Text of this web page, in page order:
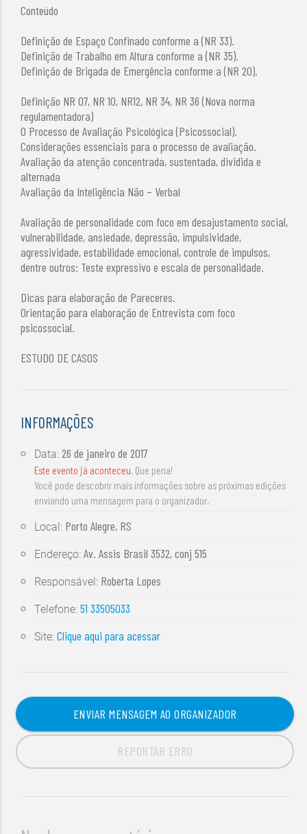
Conteúdo
Definição de Espaço Confinado conforme a (NR 33).
Definição de Trabalho em Altura conforme a (NR 35).
Definição de Brigada de Emergência conforme a (NR 20).
Definição NR 07, NR 10, NR12, NR 34, NR 36 (Nova norma
regulamentadora)
O Processo de Avaliação Psicológica (Psicossocial).
Considerações essenciais para o processo de avaliação.
Avaliação da atenção concentrada, sustentada, dividida e
alternada
Avaliação da Inteligência Não – Verbal
Avaliação de personalidade com foco em desajustamento social,
vulnerabilidade, ansiedade, depressão, impulsividade,
agressividade, estabilidade emocional, controle de impulsos,
dentre outros: Teste expressivo e escala de personalidade.
Dicas para elaboração de Pareceres.
Orientação para elaboração de Entrevista com foco
psicossocial.
ESTUDO DE CASOS
INFORMAÇÕES
Data:26 de janeiro de 2017
Este evento já aconteceu. Que pena!
Você pode descobrir mais informações sobre as próximas edições
enviando uma mensagem para o organizador.
Local: Porto Alegre, RS
Endereço:Av. Assis Brasil 3532, conj 515
Responsável: Roberta Lopes
Telefone:51 33505033
Site:Clique aqui para acessar
ENVIAR MENSAGEM AO ORGANIZADOR
REPORTAR ERRO